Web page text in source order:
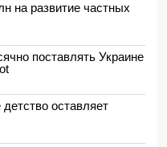
на развитие частных
поставлять Украине
оставляет